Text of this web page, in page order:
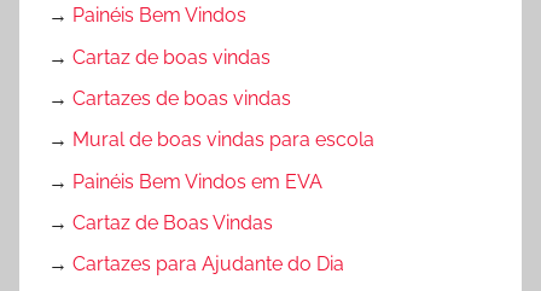
→ Painéis Bem Vindos
→ Cartaz de boas vindas
→ Cartazes de boas vindas
→ Mural de boas vindas para escola
→ Painéis Bem Vindos em EVA
→ Cartaz de Boas Vindas
→ Cartazes para Ajudante do Dia